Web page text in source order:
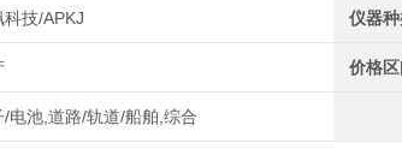
科技/APKJ 仪器
价格区
/电池,道路/轨道/船舶,综合